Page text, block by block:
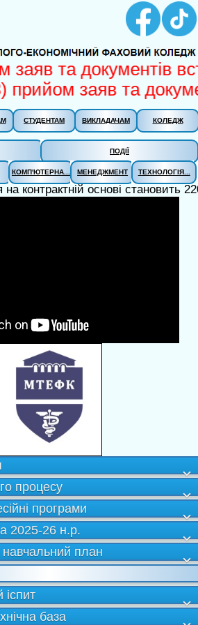
та документів
заяв та
СТУДЕНТАМ ВИКЛАДАЧАМ КОЛЕДЖ
ПОДІЇ
КОМП'ЮТЕРНА... МЕНЕДЖМЕНТ ТЕХНОЛОГІЯ...
контрактній основі становить
процесу
програми
2025-26 н.р.
навчальний план
іспит
база